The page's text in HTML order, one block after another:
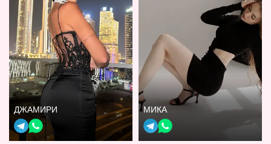
ДЖАМИРИ МИКА